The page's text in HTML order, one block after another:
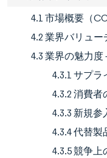
4.1 市場概要（
4.2 業界バリュ
4.3 業界の魅力
4.3.1 サプラ
4.3.2 消費者
4.3.3 新規
4.3.4 代替製
4.3.5 競争